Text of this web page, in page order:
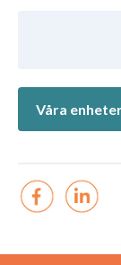
Våra